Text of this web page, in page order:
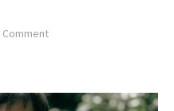
Comment